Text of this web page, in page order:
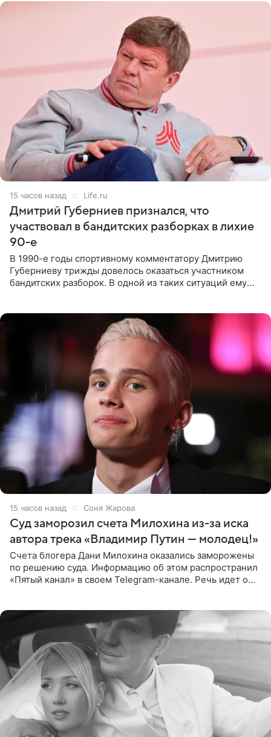
15 часов назад Life.ru
Дмитрий Губерниев признался, что
участвовал в бандитских разборках в лихие
90-е
В 1990-е годы спортивному комментатору Дмитрию
Губерниеву трижды довелось оказаться участником
бандитских разборок. В одной из таких ситуаций ему
15 часов назад Соня Жарова
Суд заморозил счета Милохина из-за иска
автора трека «Владимир Путин — молодец!»
Счета блогера Дани Милохина оказались заморожены
по решению суда. Информацию об этом распространил
«Пятый канал» в своем Telegram-канале. Речь идет о